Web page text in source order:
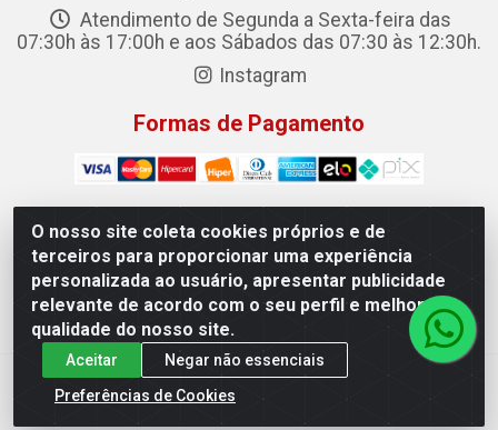
O nosso site coleta cookies próprios e de
terceiros para proporcionar uma experiência
personalizada ao usuário, apresentar publicidade
relevante de acordo com o seu perfil e melhorar a
qualidade do nosso site.
Aceitar
Negar não essenciais
Preferências de Cookies
Atendimento de Segunda a Sexta-feira das
07:30h às 17:00h e aos Sábados das 07:30 às 12:30h.
Instagram
Formas de Pagamento
Machado Carnes Distribuidora de Alimentos LTDA -
Logradouro: Avenida Candido Aleixo, 148 - Centro - Oeiras/PI
- CEP 64.500-000 - 31.391.008/0001-50